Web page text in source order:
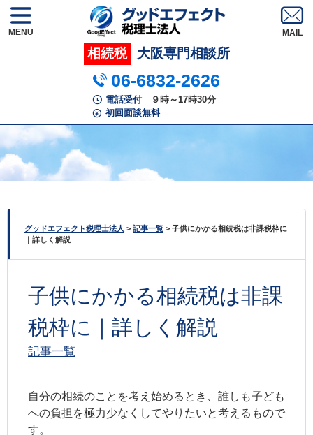
相続税 大阪専門相談所
06-6832-2626
電話受付
９時～17時30分
初回面談無料
MENU
グッドエフェクト税理士法人 > 記事一覧 > 子供にかかる相続税は非課税枠に
｜詳しく解説
子供にかかる相続税は非課
税枠に｜詳しく解説
記事一覧
自分の相続のことを考え始めるとき、誰しも子ども
への負担を極力少なくしてやりたいと考えるもので
す。